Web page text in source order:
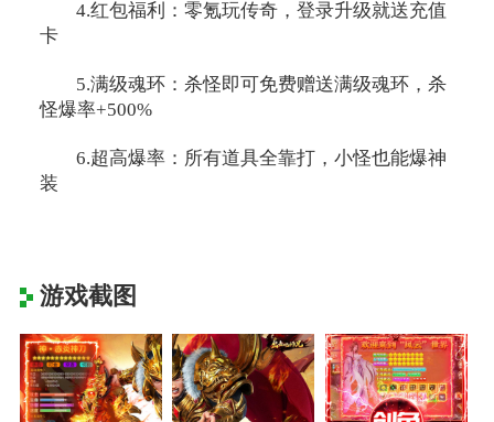
4.红包福利：零氪玩传奇，登录升级就送充值
卡
5.满级魂环：杀怪即可免费赠送满级魂环，杀
怪爆率+500%
6.超高爆率：所有道具全靠打，小怪也能爆神
装
游戏截图